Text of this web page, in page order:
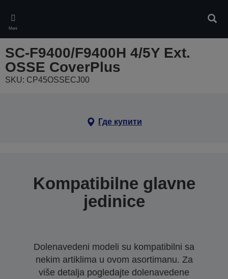
main
content
Meni
SC-F9400/F9400H 4/5Y Ext.
OSSE CoverPlus
SKU: CP45OSSECJ00
Где купити
Kompatibilne glavne
jedinice
Dolenavedeni modeli su kompatibilni sa
nekim artiklima u ovom asortimanu. Za
više detalja pogledajte dolenavedene